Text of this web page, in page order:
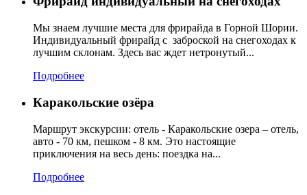
Мы знаем лучшие места для фрирайда в Горной Шории.
Индивидуальный фрирайд с заброской на снегоходах к
лучшим склонам. Здесь вас ждет нетронутый...
Подробнее
Каракольские озёра
Маршрут экскурсии: отель - Каракольские озера – отель,
авто - 70 км, пешком - 8 км. Это настоящие
приключения на весь день: поездка на...
Подробнее